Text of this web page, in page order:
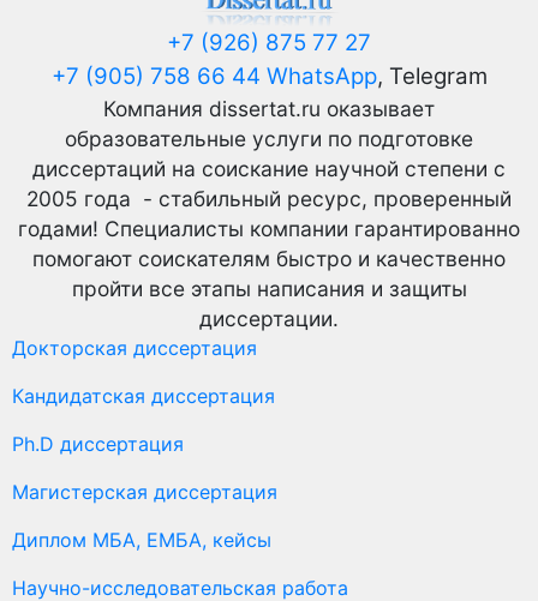
+7 (926) 875 77 27
+7 (905) 758 66 44 WhatsApp, Telegram
Компания dissertat.ru оказывает
образовательные услуги по подготовке
диссертаций на соискание научной степени с
2005 года - стабильный ресурс, проверенный
годами! Специалисты компании гарантированно
помогают соискателям быстро и качественно
пройти все этапы написания и защиты
диссертации.
Докторская диссертация
Кандидатская диссертация
Ph.D диссертация
Магистерская диссертация
Диплом МБА, ЕМБА, кейсы
Научно-исследовательская работа